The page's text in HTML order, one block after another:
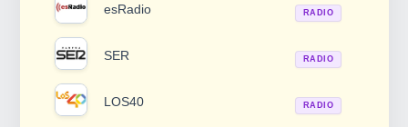
esRadio RADIO
SER RADIO
LOS40 RADIO